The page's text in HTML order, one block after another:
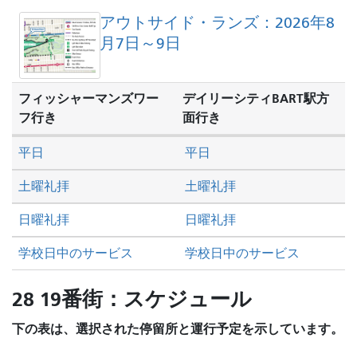
か
アウトサイド・ランズ：2026年8
月7日～9日
フィッシャーマンズワー
フ行き
デイリーシティBART駅方
面行き
土曜礼拝 土曜礼拝
日曜礼拝 日曜礼拝
平日 平日
学校日中のサービス 学校日中のサービス
28 19番街：スケジュール
下の表は、選択された停留所と運行予定を示しています。